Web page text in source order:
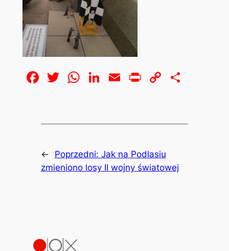
Facebook
Twitter
WhatsApp
LinkedIn
EmailPrintCopy
← Poprzedni: Jak na Podlasiu
zmieniono losy II wojny światowej